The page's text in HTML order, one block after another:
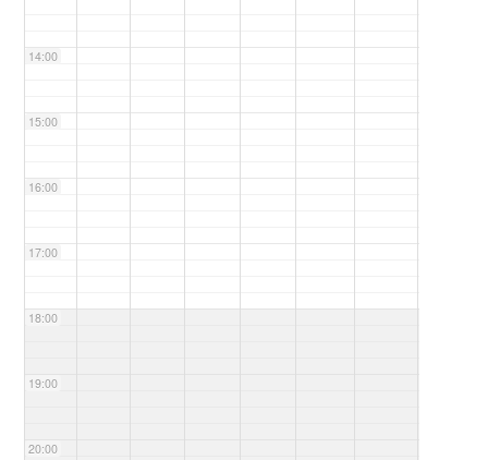
14:00
15:00
16:00
17:00
18:00
19:00
20:00